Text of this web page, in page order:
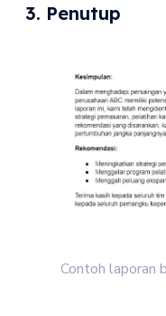
3. Penutup
Contoh laporan